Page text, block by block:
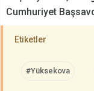
Cumhuriyet
Etiketler
#Yüksekova